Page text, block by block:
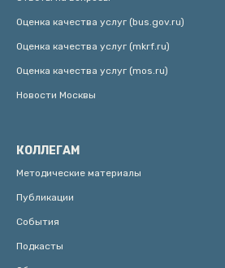
Оценка качества услуг (bus.gov.ru)
Оценка качества услуг (mkrf.ru)
Оценка качества услуг (mos.ru)
Новости Москвы
КОЛЛЕГАМ
Методические материалы
Публикации
События
Подкасты